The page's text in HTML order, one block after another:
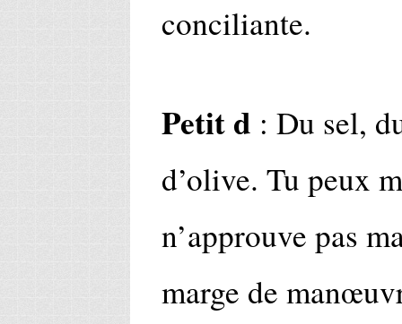
conciliante.
Petit d : Du sel,
d’olive. Tu peux
n’approuve pas
marge de